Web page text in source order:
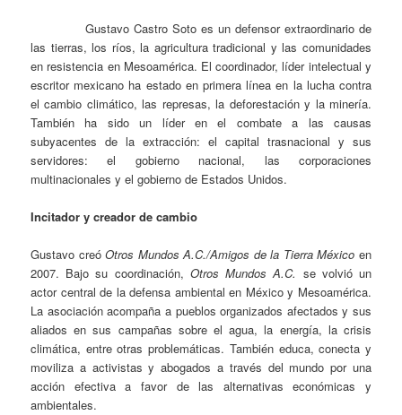
Gustavo Castro Soto es un defensor extraordinario de
las tierras, los ríos, la agricultura tradicional y las comunidades
en resistencia en Mesoamérica. El coordinador, líder intelectual y
escritor mexicano ha estado en primera línea en la lucha contra
el cambio climático, las represas, la deforestación y la minería.
También ha sido un líder en el combate a las causas
subyacentes de la extracción: el capital trasnacional y sus
servidores: el gobierno nacional, las corporaciones
multinacionales y el gobierno de Estados Unidos.
Incitador y creador de cambio
Gustavo creóOtros Mundos A.C./Amigos de la Tierra México en
2007. Bajo su coordinación, Otros Mundos A.C. se volvió un
actor central de la defensa ambiental en México y Mesoamérica.
La asociación acompaña a pueblos organizados afectados y sus
aliados en sus campañas sobre el agua, la energía, la crisis
climática, entre otras problemáticas. También educa, conecta y
moviliza a activistas y abogados a través del mundo por una
acción efectiva a favor de las alternativas económicas y
ambientales.